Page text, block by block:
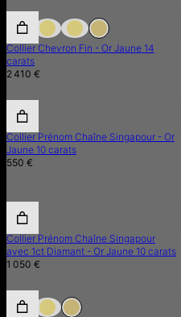
Collier Chevron Fin - Or Jaune 14
carats
2 410 €
Collier Prénom Chaîne Singapour - Or
Jaune 10 carats
550 €
Collier Prénom Chaîne Singapour
avec 1ct Diamant - Or Jaune 10 carats
1 050 €